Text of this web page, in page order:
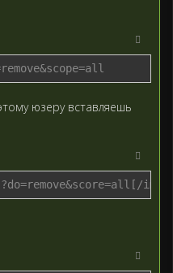
юзеру вставляешь
img]